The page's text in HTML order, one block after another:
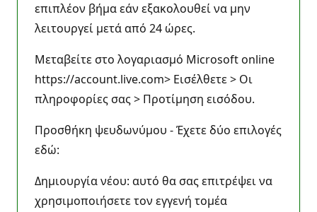
επιπλέον βήμα εάν εξακολουθεί να μην
λειτουργεί μετά από 24 ώρες.
Μεταβείτε στο λογαριασμό Microsoft online
https://account.live.com> Εισέλθετε > Οι
πληροφορίες σας > Προτίμηση εισόδου.
Προσθήκη ψευδωνύμου - Έχετε δύο επιλογές
εδώ:
Δημιουργία νέου: αυτό θα σας επιτρέψει να
χρησιμοποιήσετε τον εγγενή τομέα